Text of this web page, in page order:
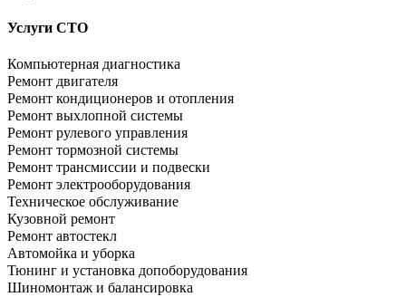
Услуги СТО
Компьютерная диагностика
Ремонт двигателя
Ремонт кондиционеров и отопления
Ремонт выхлопной системы
Ремонт рулевого управления
Ремонт тормозной системы
Ремонт трансмиссии и подвески
Ремонт электрооборудования
Техническое обслуживание
Кузовной ремонт
Ремонт автостекл
Автомойка и уборка
Тюнинг и установка допоборудования
Шиномонтаж и балансировка